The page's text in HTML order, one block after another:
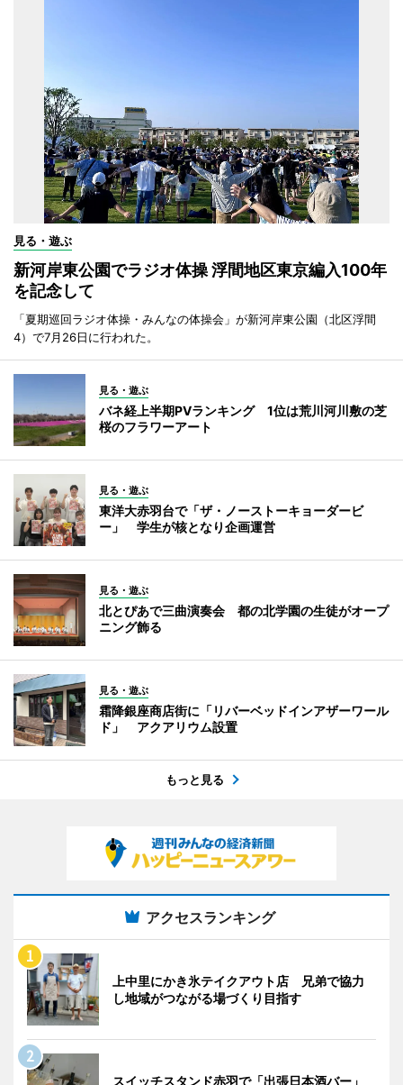
見る・遊ぶ
新河岸東公園でラジオ体操 浮間地区東京編入100年
を記念して
「夏期巡回ラジオ体操・みんなの体操会」が新河岸東公園（北区浮間
4）で7月26日に行われた。
見る・遊ぶ
バネ経上半期PVランキング 1位は荒川河川敷の芝
桜のフラワーアート
見る・遊ぶ
東洋大赤羽台で「ザ・ノーストーキョーダービ
ー」 学生が核となり企画運営
見る・遊ぶ
北とぴあで三曲演奏会 都の北学園の生徒がオープ
ニング飾る
見る・遊ぶ
霜降銀座商店街に「リバーベッドインアザーワール
ド」 アクアリウム設置
もっと見る
アクセスランキング
上中里にかき氷テイクアウト店 兄弟で協力
し地域がつながる場づくり目指す
スイッチスタンド赤羽で「出張日本酒バー」